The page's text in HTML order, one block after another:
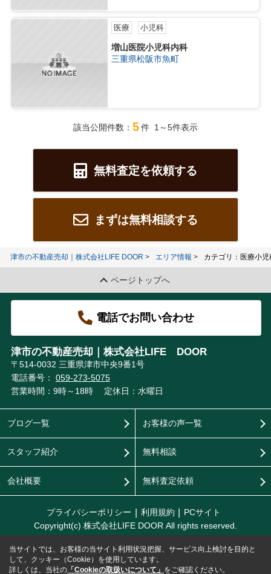
医療 小児科
増山医院小児科内科
三重県松阪市魚町
該当公開件数： 5件 1～5件表示
無料査定を依頼する
まずは無料相談する
津市の不動産売却｜株式会社LIFE DOOR エリア情報 カテゴリ：医療小
ページトップへ
電話でお問い合わせ
津市の不動産売却｜株式会社LIFE DOOR
〒514-0032 三重県津市中央9番1号
電話番号： 059-273-5075
営業時間：9時～18時
定休日：水曜日
ブログ一覧
スタッフ紹介
会社概要
お客様の声一覧
無料相談
無料査定依頼
プライバシーポリシー 利用規約
PCサイト
Copyright(c) 株式会社LIFE DOOR All rights reserved.
当サイトでは、お客様の当サイト利用状況把握、サービス向上検討を目的と
して、クッキー（Cookie）を使用しています。
詳しくは、当社の 「Cookieの取扱いについて」 をご確認ください。